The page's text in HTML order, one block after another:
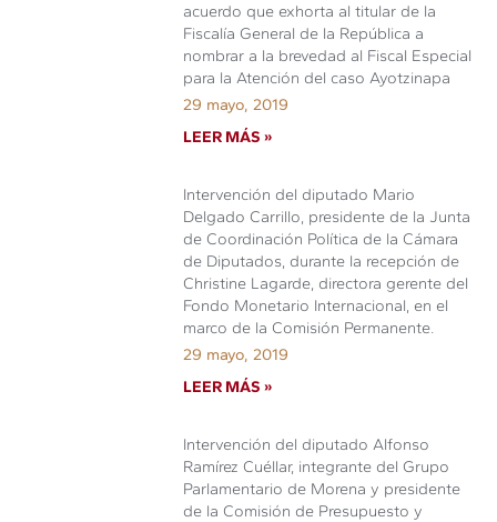
acuerdo que exhorta al titular de la
Fiscalía General de la República a
nombrar a la brevedad al Fiscal Especial
para la Atención del caso Ayotzinapa
29 mayo, 2019
LEER MÁS »
Intervención del diputado Mario
Delgado Carrillo, presidente de la Junta
de Coordinación Política de la Cámara
de Diputados, durante la recepción de
Christine Lagarde, directora gerente del
Fondo Monetario Internacional, en el
marco de la Comisión Permanente.
29 mayo, 2019
LEER MÁS »
Intervención del diputado Alfonso
Ramírez Cuéllar, integrante del Grupo
Parlamentario de Morena y presidente
de la Comisión de Presupuesto y